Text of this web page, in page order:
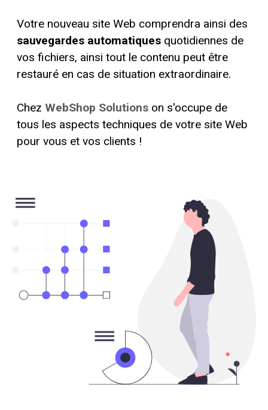
Votre nouveau site Web comprendra ainsi des
sauvegardes automatiques quotidiennes de
vos fichiers, ainsi tout le contenu peut être
restauré en cas de situation extraordinaire.
Chez WebShop Solutions on s'occupe de
tous les aspects techniques de votre site Web
pour vous et vos clients !